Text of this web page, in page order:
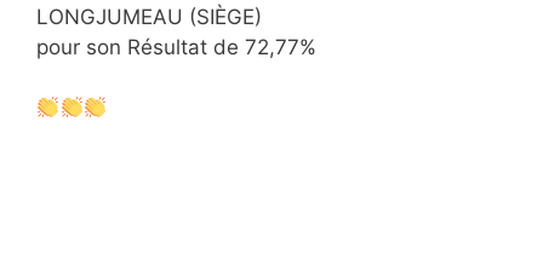
LONGJUMEAU (SIÈGE)
pour son Résultat de 72,77%